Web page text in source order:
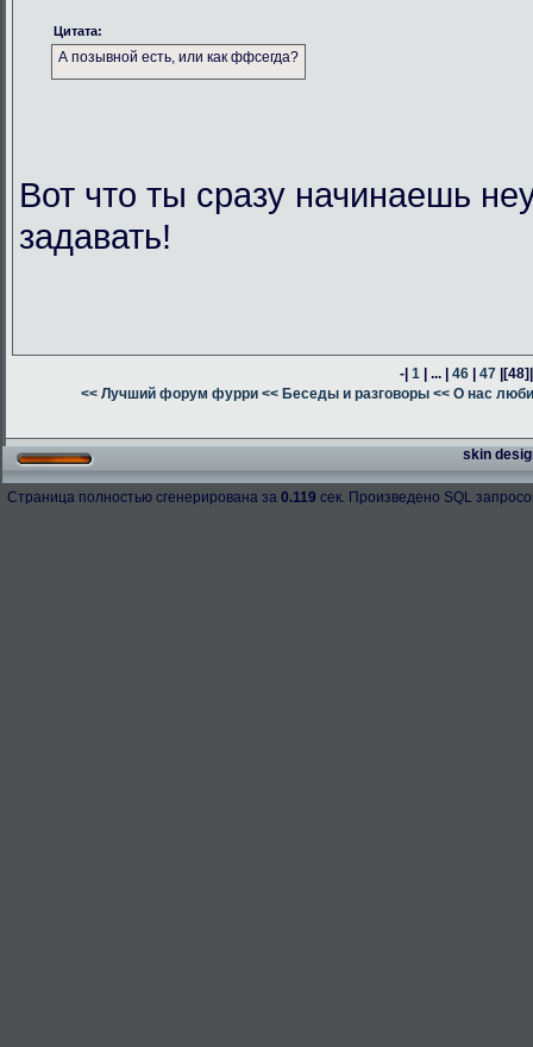
Цитата:
А позывной есть, или как ффсегда?
Вот что ты сразу начинаешь
задавать!
-| 1 | ... | 46 | 47 |[48]
<< Лучший форум фурри << Беседы и разговоры << О нас
skin
Страница полностью сгенерирована за 0.119 сек. Произведено SQL